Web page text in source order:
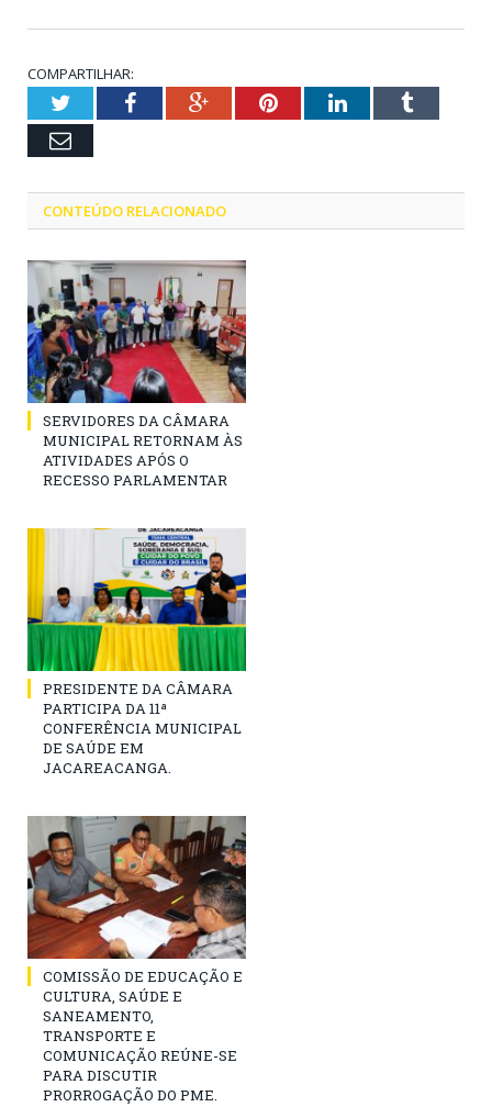
COMPARTILHAR:
TwitterFacebookGoogle+PinterestLinkedInTumblr
Email
CONTEÚDO RELACIONADO
SERVIDORES DA CÂMARA
MUNICIPAL RETORNAM ÀS
ATIVIDADES APÓS O
RECESSO PARLAMENTAR
PRESIDENTE DA CÂMARA
PARTICIPA DA 11ª
CONFERÊNCIA MUNICIPAL
DE SAÚDE EM
JACAREACANGA.
COMISSÃO DE EDUCAÇÃO E
CULTURA, SAÚDE E
SANEAMENTO,
TRANSPORTE E
COMUNICAÇÃO REÚNE-SE
PARA DISCUTIR
PRORROGAÇÃO DO PME.